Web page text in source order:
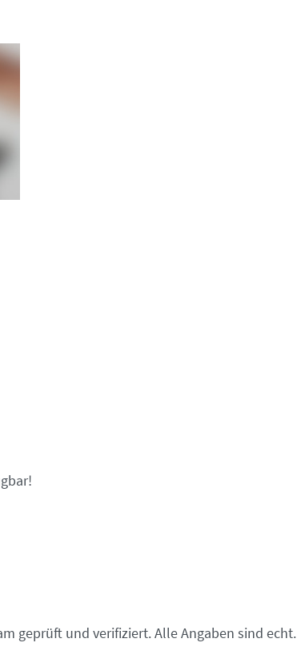
geprüft und verifiziert. Alle Angaben sind echt.